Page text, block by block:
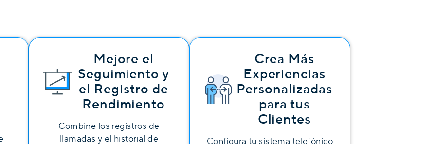
Mejore el
Seguimiento y
el Registro de
Rendimiento
Combine los registros de
llamadas y el historial de
Crea Más
Experiencias
Personalizadas
para tus
Clientes
Configura tu sistema telefónico